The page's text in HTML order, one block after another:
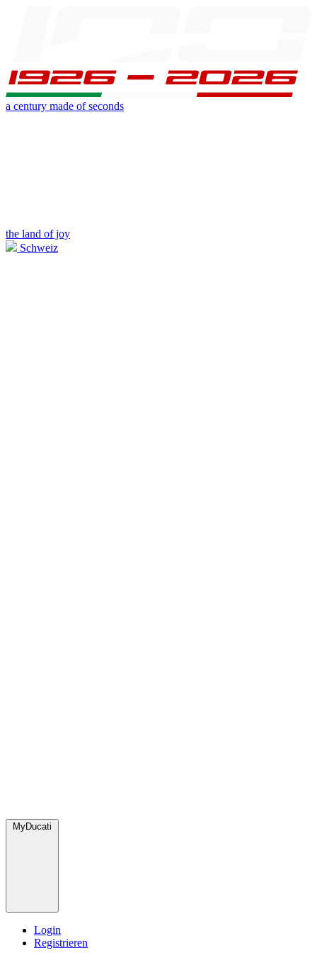
a century made of seconds
the land of joy
Schweiz
MyDucati
Login
Registrieren